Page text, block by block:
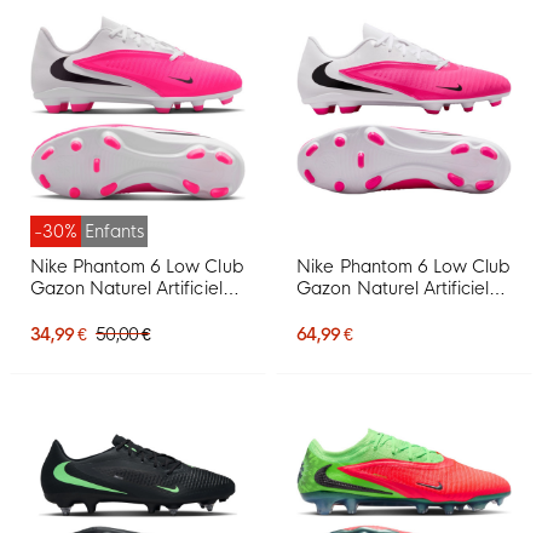
-30% Enfants
Nike Phantom 6 Low Club
Gazon Naturel Artificiel
Enfants Blanc Rose Vif
34,99 € 50,00 €
Nike Phantom 6 Low Club
Gazon Naturel Artificiel
Blanc Rose Vif Noir
64,99 €